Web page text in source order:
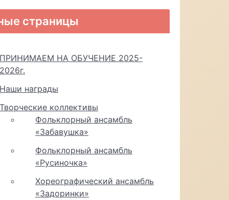
страницы
ПРИНИМАЕМ НА ОБУЧЕНИЕ 2025-
2026г.
Наши награды
Творческие коллективы
Фольклорный ансамбль
«Забавушка»
Фольклорный ансамбль
«Русиночка»
Хореографический ансамбль
«Задоринки»